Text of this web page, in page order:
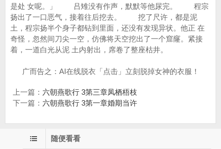
是处 女呢。」 吕雉没有作声，默默等他尿完。 程宗
扬出了一口恶气，接着往后挖去。 挖了尺许，都是泥
土，程宗扬半个身子都钻到里面，还没有发现异状。他正 在
奇怪，忽然间刀尖一空，仿佛将天空挖出了一个窟窿。紧接
着，一道白光从泥 土内射出，席卷了整座枯井。
广而告之：AI在线脱衣「点击」立刻脱掉女神的衣服！
上一篇： 六朝燕歌行 3第三章凤栖梧枝
下一篇： 六朝燕歌行 3第一章婚期当许
随便看看